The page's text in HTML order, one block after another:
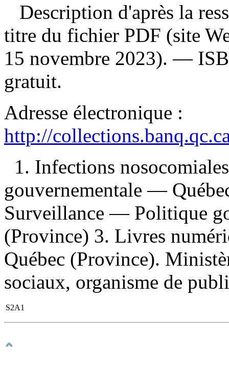
Description d'après la
titre du fichier PDF (site
15 novembre 2023). —
gratuit.
Adresse électronique :
http://
1. Infections
gouvernementale —
Surveillance — Politique
(Province) 3. Livres
Québec (Province).
sociaux, organisme de
S2A1